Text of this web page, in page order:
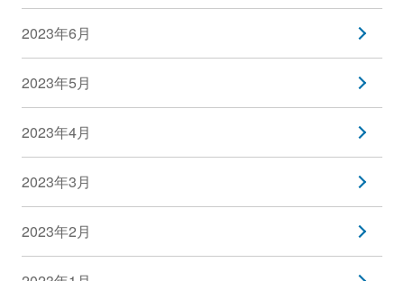
2023年6月
2023年5月
2023年4月
2023年3月
2023年2月